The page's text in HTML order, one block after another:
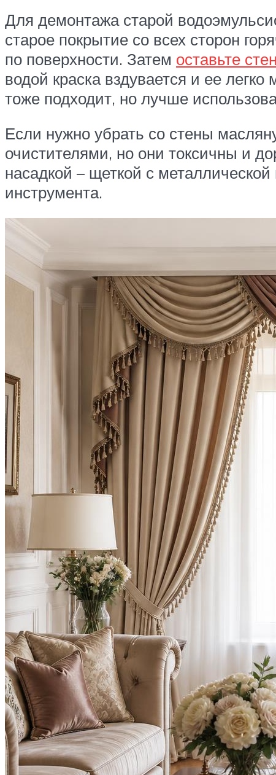
Для демонтажа старой
старое покрытие со всех сторон
по поверхности. Затем оставьте
водой краска вздувается и ее
тоже подходит, но лучше
Если нужно убрать со стены
очистителями, но они токсичны и
насадкой – щеткой с
инструмента.